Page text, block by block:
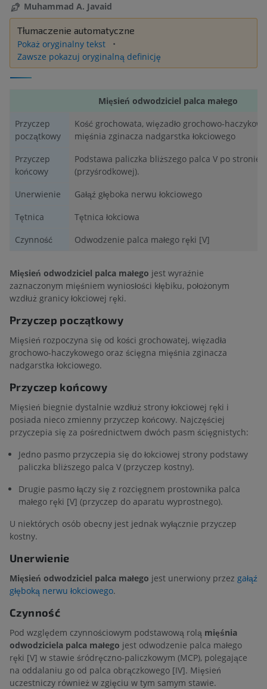
Muhammad A. Javaid
Tłumaczenie automatyczne
Pokaż oryginalny tekst
Zawsze pokazuj oryginalną definicję
Mięsień odwodziciel palca małego
Przyczep
początkowy
Kość grochowata, więzadło grochowo-
mięśnia zginacza nadgarstka łokciowego
Przyczep
końcowy
Podstawa paliczka bliższego palca V po stronie
(przyśrodkowej).
Unerwienie
Gałąź głęboka nerwu łokciowego
Tętnica
Tętnica łokciowa
Czynność
Odwodzenie palca małego ręki [V]
Mięsień odwodziciel palca małego jest wyraźnie
zaznaczonym mięśniem wyniosłości kłębiku, położonym
wzdłuż granicy łokciowej ręki.
Przyczep początkowy
Mięsień rozpoczyna się od kości grochowatej, więzadła
grochowo-haczykowego oraz ścięgna mięśnia zginacza
nadgarstka łokciowego.
Przyczep końcowy
Mięsień biegnie dystalnie wzdłuż strony łokciowej ręki i
posiada nieco zmienny przyczep końcowy. Najczęściej
przyczepia się za pośrednictwem dwóch pasm ścięgnistych:
Jedno pasmo przyczepia się do łokciowej strony podstawy
paliczka bliższego palca V (przyczep kostny).
Drugie pasmo łączy się z rozcięgnem prostownika palca
małego ręki [V] (przyczep do aparatu wyprostnego).
U niektórych osób obecny jest jednak wyłącznie przyczep
kostny.
Unerwienie
Mięsień odwodziciel palca małego jest unerwiony przez gałąź
głęboką nerwu łokciowego.
Czynność
Pod względem czynnościowym podstawową rolą mięśnia
odwodziciela palca małego jest odwodzenie palca małego
ręki [V] w stawie śródręczno-paliczkowym (MCP), polegające
na oddalaniu go od palca obrączkowego [IV]. Mięsień
uczestniczy również w zgięciu w tym samym stawie.